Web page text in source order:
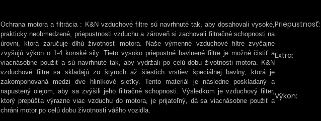
Ochrana motora a filtrácia : K&N vzduchové filtre sú navrhnuté tak, aby dosahovali vysoké,
prakticky neobmedzené, priepustnosti vzduchu a zároveň si zachovali filtračné schopnosti na
úrovni, ktorá zaručuje dlhú životnosť motora. Naše výmenné vzduchové filtre zvyčajne
zvyšujú výkon o 1-4 konské sily. Tieto vysoko priepustné bavlnené filtre je možné čistiť a
viacnásobne použiť a sú navrhnuté tak, aby vydržali po celú dobu životnosti motora. K&N
vzduchové filtre sa skladajú zo štyroch až šiestich vrstiev špeciálnej bavlny, ktorá je
zakomponovaná medzi dve hliníkové sieťky. Tento materiál je následne poskladaný a
napustený olejom, aby sa zvýšili jeho filtračné schopnosti. Výsledkom je vzduchový filter,
ktorý prepúšťa výrazne viac vzduchu do motora, je prijateľný, dá sa viacnásobne použiť a
chráni motor po celú dobu životnosti vášho vozidla.
Priepustnosť:
Extra:
Výkon: